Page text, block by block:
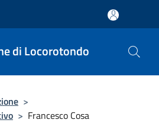
di Locorotondo
>
> Francesco Cosa